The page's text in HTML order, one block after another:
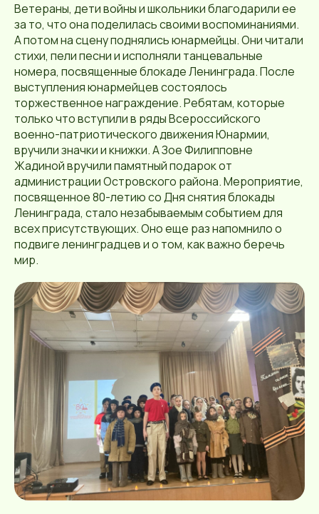
Ветераны, дети войны и школьники благодарили ее
за то, что она поделилась своими воспоминаниями.
А потом на сцену поднялись юнармейцы. Они читали
стихи, пели песни и исполняли танцевальные
номера, посвященные блокаде Ленинграда. После
выступления юнармейцев состоялось
торжественное награждение. Ребятам, которые
только что вступили в ряды Всероссийского
военно-патриотического движения Юнармии,
вручили значки и книжки. А Зое Филипповне
Жадиной вручили памятный подарок от
администрации Островского района. Мероприятие,
посвященное 80-летию со Дня снятия блокады
Ленинграда, стало незабываемым событием для
всех присутствующих. Оно еще раз напомнило о
подвиге ленинградцев и о том, как важно беречь
мир.